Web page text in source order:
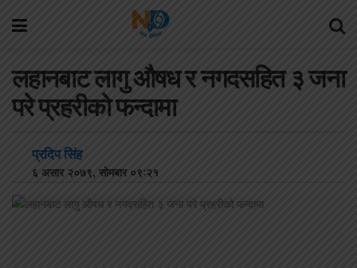
लहानबाट लागु औषध र नगदसहित ३ जना
परे प्रहरीको फन्दामा
प्रदिप सिंह
६ असार २०७९, सोमबार ०९:२१